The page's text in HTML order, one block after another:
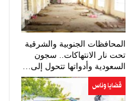
المحافظات الجنوبية والشرقية
تحت نار الانتهاكات.. سجون
السعودية وأدواتها تتحول إلى…
قضايا وناس